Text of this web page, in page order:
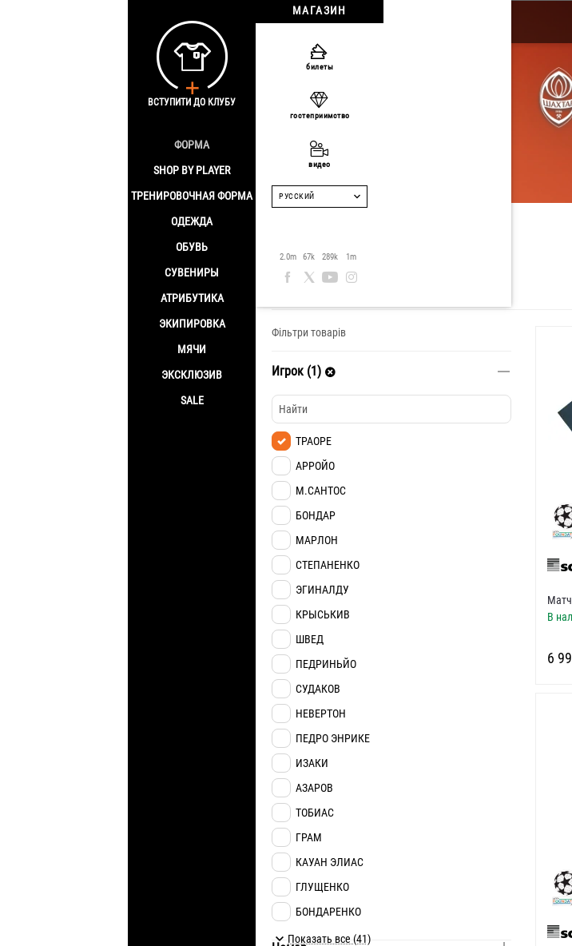
МАГАЗИН
ФОРМА
SHOP BY PLAYER
ТРЕНИРОВОЧНАЯ ФОРМА
ОДЕЖДА
ОБУВЬ
СУВЕНИРЫ
АТРИБУТИКА
ЭКИПИРОВКА
МЯЧИ
ЭКСКЛЮЗИВ
SALE
билеты
гостеприимство
видео
РУССКИЙ
2.0m 67k 289k 1m
ВСТУПИТИ ДО КЛУБУ
Игрок: ЛАССИНА ТРАОРЕ
В
‍6
Фільтри товарів
Игрок (1)
ТРАОРЕ
АРРОЙО
М.САНТОС
БОНДАР
МАРЛОН
СТЕПАНЕНКО
ЭГИНАЛДУ
КРЫСЬКИВ
ШВЕД
ПЕДРИНЬЙО
СУДАКОВ
НЕВЕРТОН
ПЕДРО ЭНРИКЕ
ИЗАКИ
АЗАРОВ
ТОБИАС
ГРАМ
КАУАН ЭЛИАС
ГЛУЩЕНКО
БОНДАРЕНКО
МАТВИЕНКО
Показать все (41)